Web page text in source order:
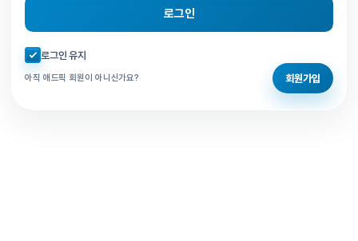
로그인
자동로그인 체크
로그인 유지
아직 애드픽 회원이 아니신가요? 회원가입